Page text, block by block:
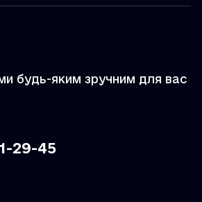
будь-яким зручним для вас
29-45